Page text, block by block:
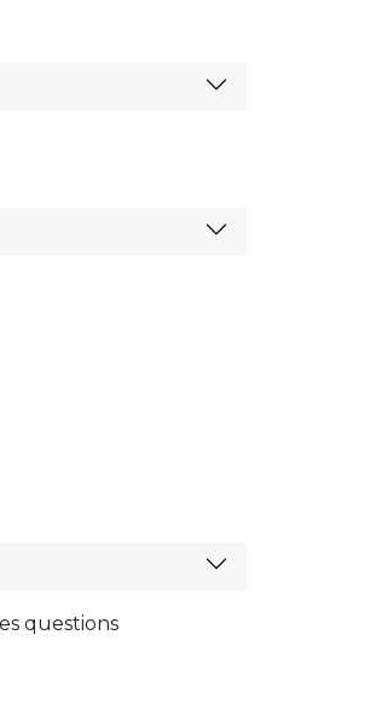
questions